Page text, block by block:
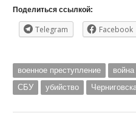
Поделиться ссылкой:
Telegram Facebook
военное преступление война
СБУ
убийство